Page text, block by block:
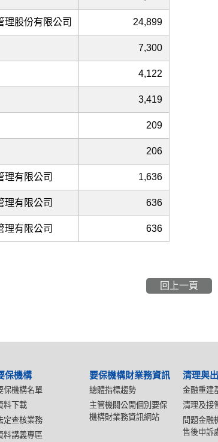
理股份有限公司 24,899
7,300
4,122
3,419
209
206
理有限公司 1,636
理有限公司 636
理有限公司 636
回上一頁
保機構
保機構名單
料下載
定查核業務
料講義專區
要保機構財業務資訊
總體指標趨勢
主管機關公開個別要保
機構財業務資訊網站
清理與
金融重建
清理及接
問題金融
售後申訴